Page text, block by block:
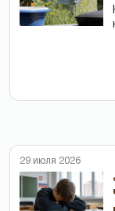
29 июля 2026